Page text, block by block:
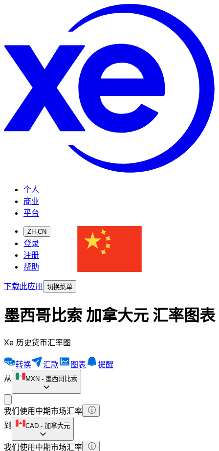
个人
商业
平台
ZH-CN
登录
注册
帮助
下载此应用
切换菜单
墨西哥比索 加拿大元 汇率图表
Xe 历史货币汇率图
转换 汇款 图表
提醒
从
MXN - 墨西哥比索
我们使用中期市场汇率
到
CAD - 加拿大元
我们使用中期市场汇率